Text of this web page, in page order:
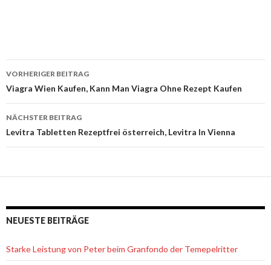
Beitrags-
Navigation
VORHERIGER BEITRAG
Viagra Wien Kaufen, Kann Man Viagra Ohne Rezept Kaufen
NÄCHSTER BEITRAG
Levitra Tabletten Rezeptfrei österreich, Levitra In Vienna
NEUESTE BEITRÄGE
Starke Leistung von Peter beim Granfondo der Temepelritter